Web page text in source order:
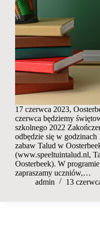
17 czerwca 2023,
czerwca będziemy
szkolnego 2022
odbędzie się w godzinach
zabaw Talud w
(www.speeltuintalud.nl,
Oosterbeek). W
zapraszamy uczniów,…
admin
13